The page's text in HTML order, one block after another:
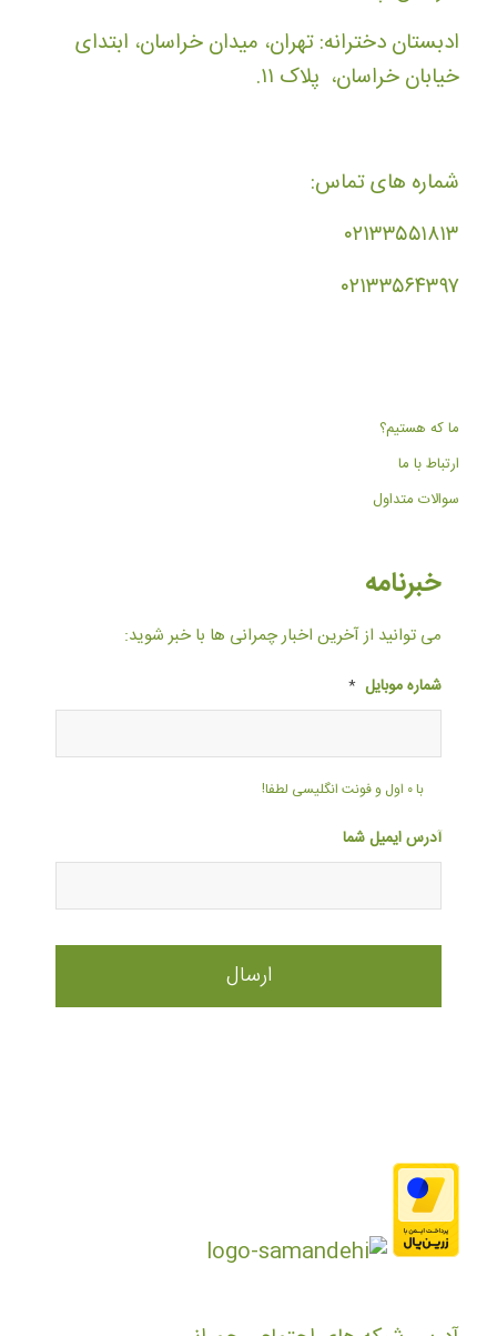
ادبستان دخترانه: تهران، میدان خراسان، ابتدای
خیابان خراسان، پلاک ۱۱.
شماره های تماس:
۰۲۱۳۳۵۵۱۸۱۳
۰۲۱۳۳۵۶۴۳۹۷
ما که هستیم؟
ارتباط با ما
سوالات متداول
خبرنامه
می توانید از آخرین اخبار چمرانی ها با خبر شوید:
شماره موبایل *
با ۰ اول و فونت انگلیسی لطفا!
آدرس ایمیل شما